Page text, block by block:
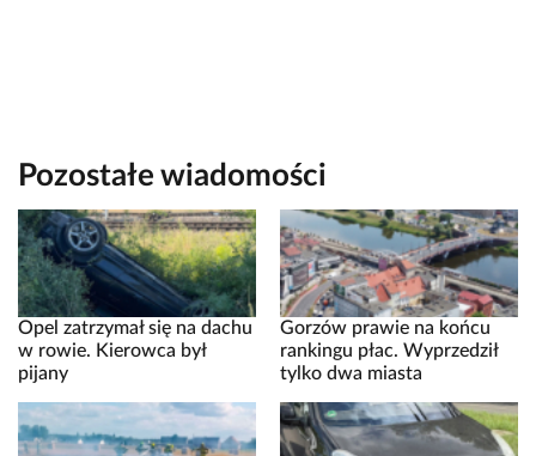
Pozostałe wiadomości
Opel zatrzymał się na dachu
w rowie. Kierowca był
pijany
Gorzów prawie na końcu
rankingu płac. Wyprzedził
tylko dwa miasta